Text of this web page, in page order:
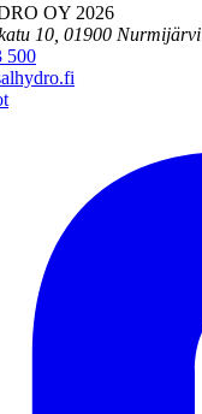
OY 2026
10, 01900 Nurmijärvi
500